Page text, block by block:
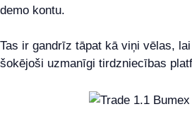
demo kontu.
Tas ir gandrīz tāpat kā viņi vēlas,
šokējoši uzmanīgi tirdzniecības